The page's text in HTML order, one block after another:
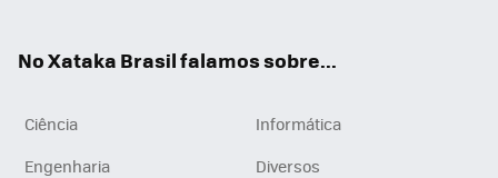
No Xataka Brasil falamos sobre...
Ciência
Informática
Engenharia
Diversos